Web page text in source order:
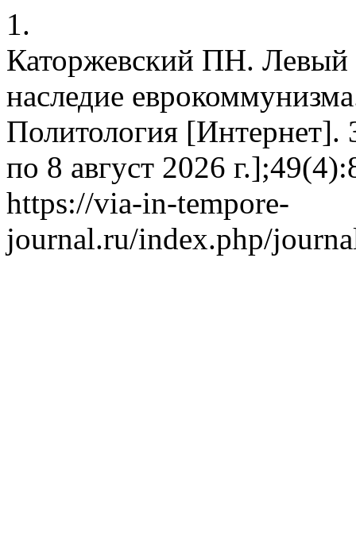
1.
Каторжевский ПН. Левый
наследие
Политология [Интернет].
по 8 август 2026
https://via-in-tempore-
journal.ru/index.php/